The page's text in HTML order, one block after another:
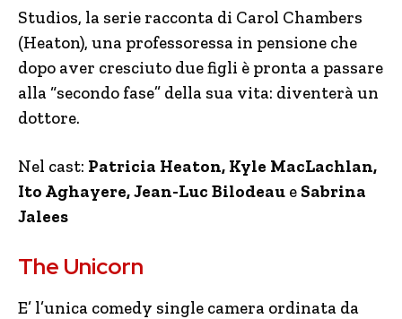
Studios, la serie racconta di Carol Chambers
(Heaton), una professoressa in pensione che
dopo aver cresciuto due figli è pronta a passare
alla “secondo fase” della sua vita: diventerà un
dottore.
Nel cast: Patricia Heaton, Kyle MacLachlan,
Ito Aghayere, Jean-Luc Bilodeau e Sabrina
Jalees
The Unicorn
E’ l’unica comedy single camera ordinata da